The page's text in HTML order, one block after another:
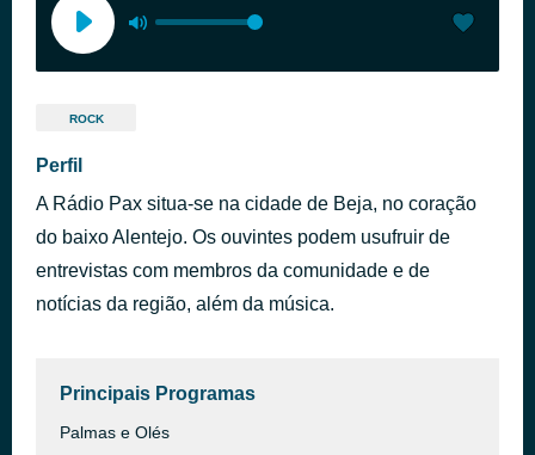
ROCK
Perfil
A Rádio Pax situa-se na cidade de Beja, no coração
do baixo Alentejo. Os ouvintes podem usufruir de
entrevistas com membros da comunidade e de
notícias da região, além da música.
Principais Programas
Palmas e Olés